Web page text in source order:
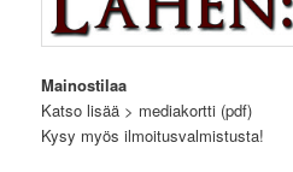
Mainostilaa
Katso lisää > mediakortti (pdf)
Kysy myös ilmoitusvalmistusta!